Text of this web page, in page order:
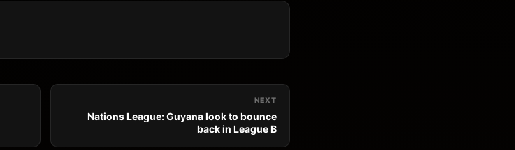
NEXT
Nations League: Guyana look to bounce
back in League B